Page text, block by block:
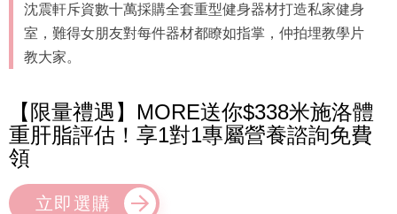
沈震軒斥資數十萬採購全套重型健身器材打造私家健身
室，難得女朋友對每件器材都瞭如指掌，仲拍埋教學片
教大家。
【限量禮遇】MORE送你$338米施洛體
重肝脂評估！享1對1專屬營養諮詢免費
領
立即選購